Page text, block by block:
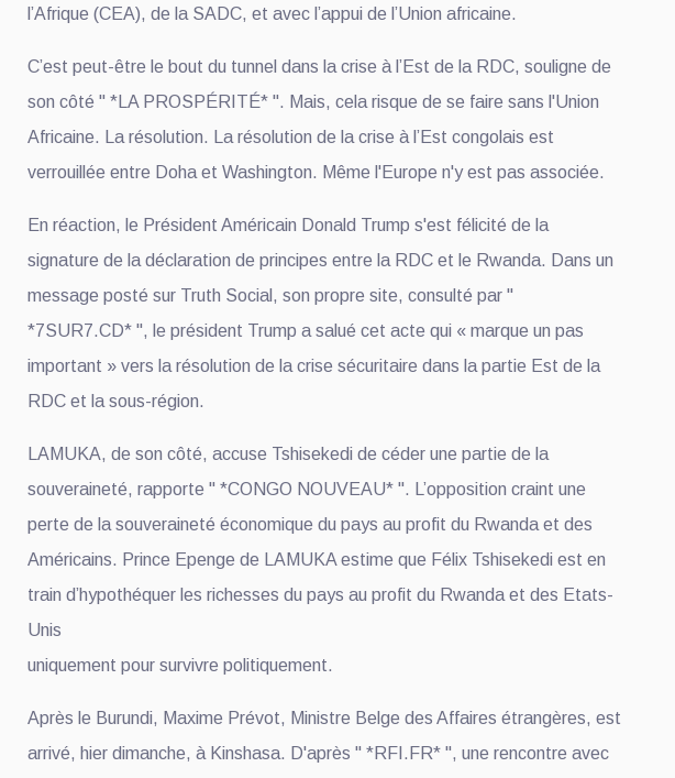
l’Afrique (CEA), de la SADC, et avec l’appui de l’Union africaine.
C’est peut-être le bout du tunnel dans la crise à l’Est de la RDC, souligne de
son côté " *LA PROSPÉRITÉ* ". Mais, cela risque de se faire sans l'Union
Africaine. La résolution. La résolution de la crise à l’Est congolais est
verrouillée entre Doha et Washington. Même l'Europe n'y est pas associée.
En réaction, le Président Américain Donald Trump s'est félicité de la
signature de la déclaration de principes entre la RDC et le Rwanda. Dans un
message posté sur Truth Social, son propre site, consulté par "
*7SUR7.CD* ", le président Trump a salué cet acte qui « marque un pas
important » vers la résolution de la crise sécuritaire dans la partie Est de la
RDC et la sous-région.
LAMUKA, de son côté, accuse Tshisekedi de céder une partie de la
souveraineté, rapporte " *CONGO NOUVEAU* ". L’opposition craint une
perte de la souveraineté économique du pays au profit du Rwanda et des
Américains. Prince Epenge de LAMUKA estime que Félix Tshisekedi est en
train d’hypothéquer les richesses du pays au profit du Rwanda et des Etats-
Unis
uniquement pour survivre politiquement.
Après le Burundi, Maxime Prévot, Ministre Belge des Affaires étrangères, est
arrivé, hier dimanche, à Kinshasa. D'après " *RFI.FR* ", une rencontre avec